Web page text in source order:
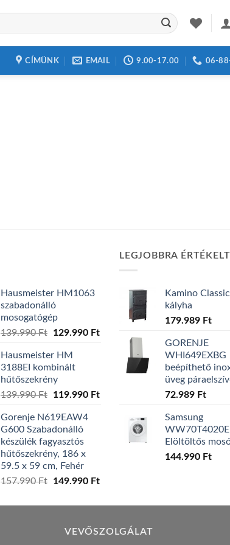
CÍMÜNK EMAIL 9.00-17.00 06-
Hausmeister HM1063
szabadonálló
mosogatógép
139.990Ft
Original
was:
139.990 Ft.
129.990 FtCurrent
129.990 Ft.
Hausmeister HM
3188EI kombinált
hűtőszekrény
139.990Ft
Original
was:
139.990 Ft.
119.990 FtCurrent
119.990 Ft.
Gorenje N619EAW4
G600 Szabadonálló
készülék fagyasztós
hűtőszekrény, 186 x
59.5 x 59 cm, Fehér
157.990Ft
Original
was:
149.990 FtCurrent
is:
LEGJOBBRA ÉRTÉKELT
Kamino
kályha
179.989 Ft
GORENJE
WHI649EXBG
beépíthető
üveg
72.989 Ft
Samsung
Elöltöltős
144.990 Ft
VEVŐSZOLGÁLAT